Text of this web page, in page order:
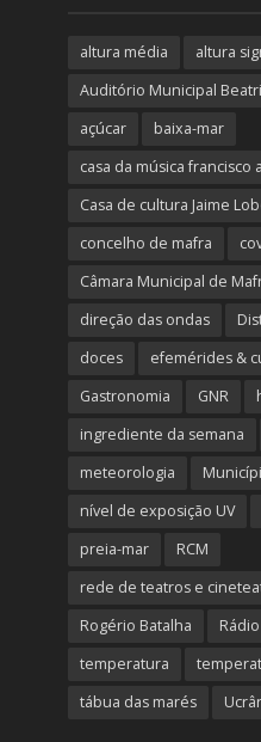
altura média altura
Auditório Municipal
açúcar
baixa-mar
casa da música francisco
Casa de cultura Jaime
concelho de mafra
Câmara Municipal de
direção das ondas
doces
efemérides &
Gastronomia
GNR
ingrediente da semana
meteorologia
nível de exposição UV
preia-mar
RCM
rede de teatros e
Rogério Batalha
Rádio
temperatura
tábua das marés